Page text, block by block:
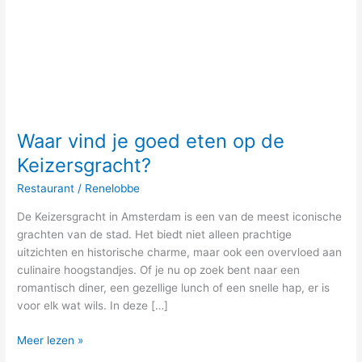
Waar vind je goed eten op de
Keizersgracht?
Restaurant / Renelobbe
De Keizersgracht in Amsterdam is een van de meest iconische
grachten van de stad. Het biedt niet alleen prachtige
uitzichten en historische charme, maar ook een overvloed aan
culinaire hoogstandjes. Of je nu op zoek bent naar een
romantisch diner, een gezellige lunch of een snelle hap, er is
voor elk wat wils. In deze […]
Meer lezen »